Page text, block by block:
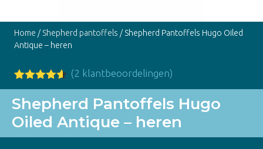
Home / Shepherd pantoffels / Shepherd Pantoffels Hugo Oiled
Antique – heren
Gewaardee
rd
op
5
gebaseer
d op
2
klant
waardering
(2 klantbeoordelingen)
Shepherd Pantoffels Hugo
Oiled Antique – heren